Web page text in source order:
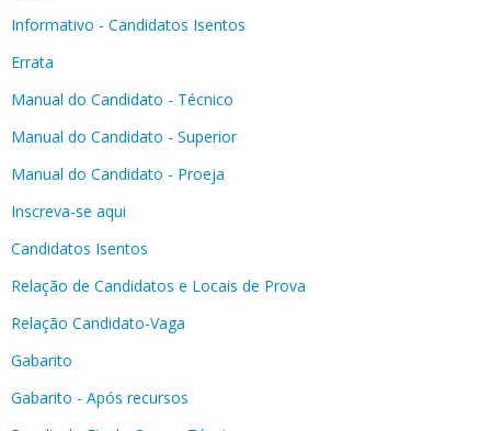
Informativo - Candidatos Isentos
Errata
Manual do Candidato - Técnico
Manual do Candidato - Superior
Manual do Candidato - Proeja
Inscreva-se aqui
Candidatos Isentos
Relação de Candidatos e Locais de Prova
Relação Candidato-Vaga
Gabarito
Gabarito - Após recursos